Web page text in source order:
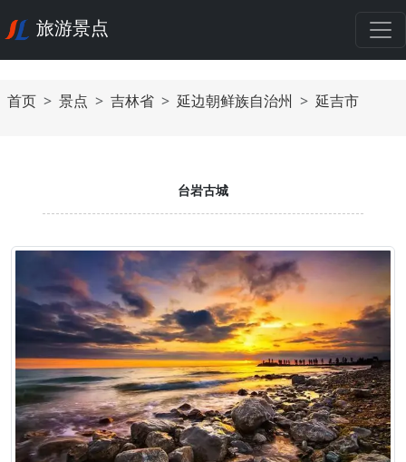
旅游景点
首页 景点 吉林省 延边朝鲜族自治州 延吉市
台岩古城